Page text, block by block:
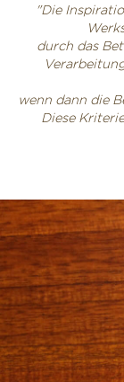
"Die
durch das
wenn dann die
Diese